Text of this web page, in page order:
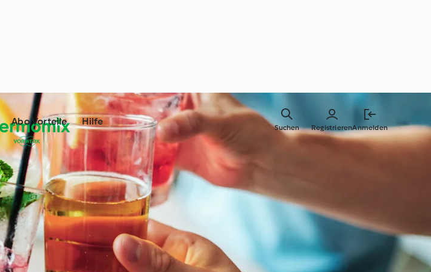
Abo Vorteile Hilfe
RegistrierenAnmelden
Suchen